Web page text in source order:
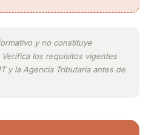
y no constituye
los requisitos vigentes
y la Agencia Tributaria antes de